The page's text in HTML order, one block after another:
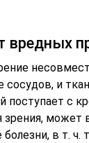
вредных
и
поступает с
может
в т. ч.